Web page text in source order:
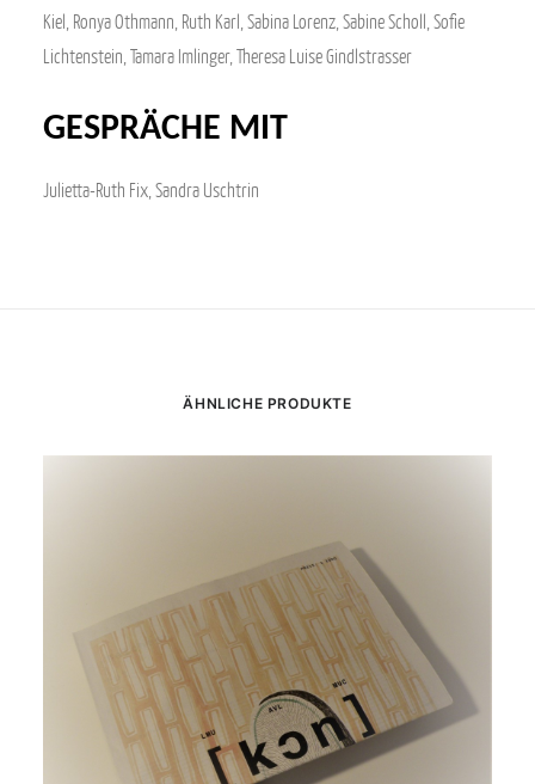
Kiel, Ronya Othmann, Ruth Karl, Sabina Lorenz, Sabine Scholl, Sofie
Lichtenstein, Tamara Imlinger, Theresa Luise Gindlstrasser
GESPRÄCHE MIT
Julietta-Ruth Fix, Sandra Uschtrin
ÄHNLICHE PRODUKTE